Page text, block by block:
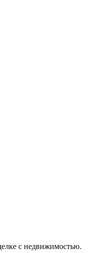
с недвижимостью.